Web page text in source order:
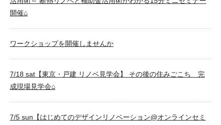
開催⌂
ワークショップを開催しませんか
7/18 sat【東京・戸建 リノベ見学会】 その後の住みごこち 完
成現場見学会⌂
7/5 sun【はじめてのデザインリノベーション@オンラインセミ